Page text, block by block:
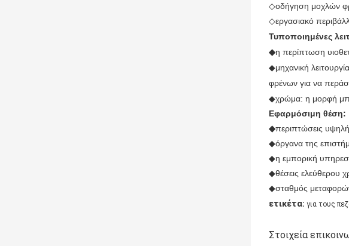
◇οδήγηση μοχλών
◇εργασιακό
Τυποποιημένες
◆η περίπτωση
◆μηχανική
φρένων για να
◆χρώμα: η μορφή
Εφαρμόσιμη θέση:
◆περιπτώσεις
◆όργανα της
◆η εμπορική
◆θέσεις ελεύθερου
◆σταθμός
ετικέτα: για τους
Στοιχεία